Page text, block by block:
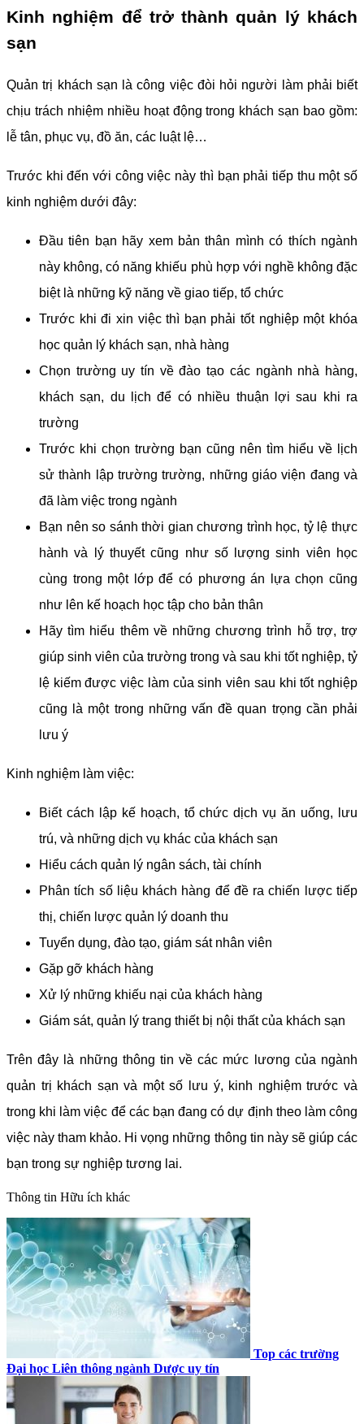
Kinh nghiệm để trở thành quản lý khách
sạn
Quản trị khách sạn là công việc đòi hỏi người làm phải biết
chịu trách nhiệm nhiều hoạt động trong khách sạn bao gồm:
lễ tân, phục vụ, đồ ăn, các luật lệ…
Trước khi đến với công việc này thì bạn phải tiếp thu một số
kinh nghiệm dưới đây:
Đầu tiên bạn hãy xem bản thân mình có thích ngành
này không, có năng khiếu phù hợp với nghề không đặc
biệt là những kỹ năng về giao tiếp, tổ chức
Trước khi đi xin việc thì bạn phải tốt nghiệp một khóa
học quản lý khách sạn, nhà hàng
Chọn trường uy tín về đào tạo các ngành nhà hàng,
khách sạn, du lịch để có nhiều thuận lợi sau khi ra
trường
Trước khi chọn trường bạn cũng nên tìm hiểu về lịch
sử thành lập trường trường, những giáo viện đang và
đã làm việc trong ngành
Bạn nên so sánh thời gian chương trình học, tỷ lệ thực
hành và lý thuyết cũng như số lượng sinh viên học
cùng trong một lớp để có phương án lựa chọn cũng
như lên kế hoạch học tập cho bản thân
Hãy tìm hiểu thêm về những chương trình hỗ trợ, trợ
giúp sinh viên của trường trong và sau khi tốt nghiệp, tỷ
lệ kiếm được việc làm của sinh viên sau khi tốt nghiệp
cũng là một trong những vấn đề quan trọng cần phải
lưu ý
Kinh nghiệm làm việc:
Biết cách lập kế hoạch, tổ chức dịch vụ ăn uống, lưu
trú, và những dịch vụ khác của khách sạn
Hiểu cách quản lý ngân sách, tài chính
Phân tích số liệu khách hàng để đề ra chiến lược tiếp
thị, chiến lược quản lý doanh thu
Tuyển dụng, đào tạo, giám sát nhân viên
Gặp gỡ khách hàng
Xử lý những khiếu nại của khách hàng
Giám sát, quản lý trang thiết bị nội thất của khách sạn
Trên đây là những thông tin về các mức lương của ngành
quản trị khách sạn và một số lưu ý, kinh nghiệm trước và
trong khi làm việc để các bạn đang có dự định theo làm công
việc này tham khảo. Hi vọng những thông tin này sẽ giúp các
bạn trong sự nghiệp tương lai.
Thông tin Hữu ích khác
Top các trường
Đại học Liên thông ngành Dược uy tín